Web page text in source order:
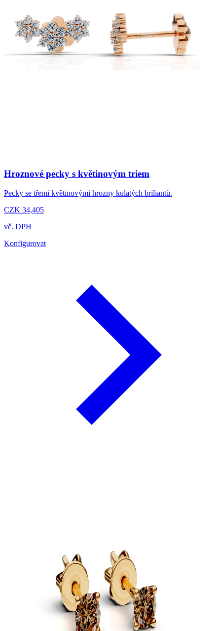
Hroznové pecky s květinovým triem
Pecky se třemi květinovými hrozny kulatých briliantů.
CZK 34,405
vč. DPH
Konfigurovat